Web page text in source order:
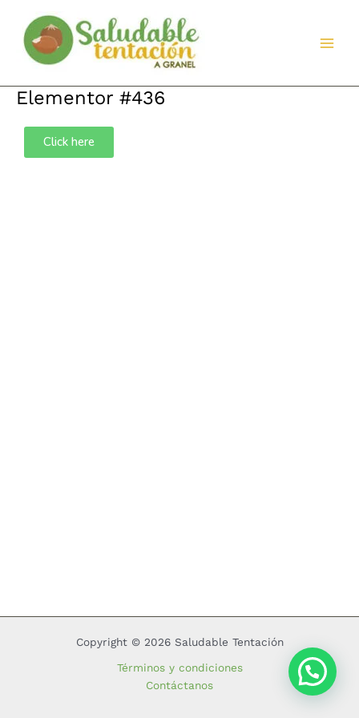
contenido
Elementor #436
Click here
Copyright © 2026 Saludable Tentación
Términos y condiciones
Contáctanos